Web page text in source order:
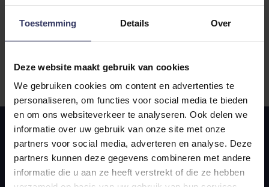
Toestemming Details Over
Deze website maakt gebruik van cookies
We gebruiken cookies om content en advertenties te
personaliseren, om functies voor social media te bieden
en om ons websiteverkeer te analyseren. Ook delen we
informatie over uw gebruik van onze site met onze
partners voor social media, adverteren en analyse. Deze
partners kunnen deze gegevens combineren met andere
informatie die u aan ze heeft verstrekt of die ze hebben